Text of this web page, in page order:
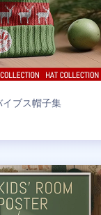
ブス帽子集